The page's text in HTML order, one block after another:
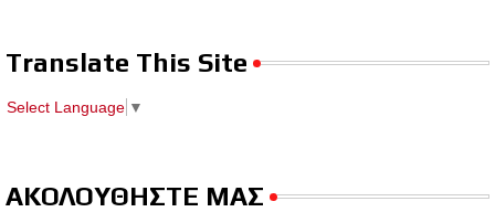
Translate This Site
Select Language ▼
ΑΚΟΛΟΥΘΗΣΤΕ ΜΑΣ